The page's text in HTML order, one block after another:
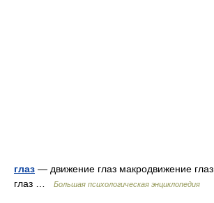
глаз — движение глаз макродвижение
глаз …
Большая психологическая энциклопедия